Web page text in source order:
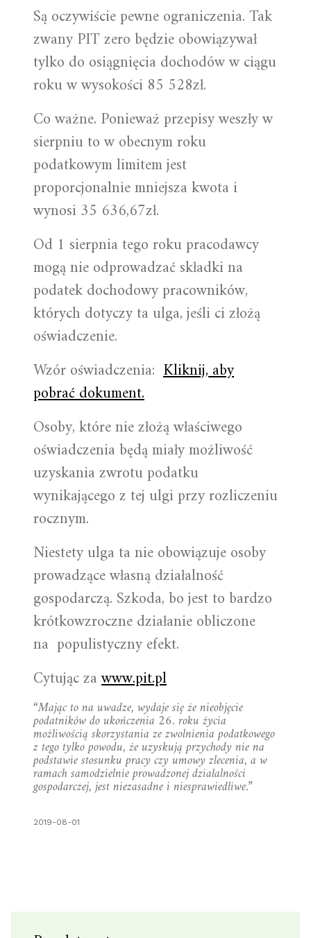
Są oczywiście pewne ograniczenia. Tak
zwany PIT zero będzie obowiązywał
tylko do osiągnięcia dochodów w ciągu
roku w wysokości 85 528zł.
Co ważne. Ponieważ przepisy weszły w
sierpniu to w obecnym roku
podatkowym limitem jest
proporcjonalnie mniejsza kwota i
wynosi 35 636,67zł.
Od 1 sierpnia tego roku pracodawcy
mogą nie odprowadzać składki na
podatek dochodowy pracowników,
których dotyczy ta ulga, jeśli ci złożą
oświadczenie.
Wzór oświadczenia: Kliknij, aby
pobrać dokument.
Osoby, które nie złożą właściwego
oświadczenia będą miały możliwość
uzyskania zwrotu podatku
wynikającego z tej ulgi przy rozliczeniu
rocznym.
Niestety ulga ta nie obowiązuje osoby
prowadzące własną działalność
gospodarczą. Szkoda, bo jest to bardzo
krótkowzroczne działanie obliczone
na populistyczny efekt.
Cytując zawww.pit.pl
“Mając to na uwadze, wydaje się że nieobjęcie
podatników do ukończenia 26. roku życia
możliwością skorzystania ze zwolnienia podatkowego
z tego tylko powodu, że uzyskują przychody nie na
podstawie stosunku pracy czy umowy zlecenia, a w
ramach samodzielnie prowadzonej działalności
gospodarczej, jest niezasadne i niesprawiedliwe.”
2019-08-01